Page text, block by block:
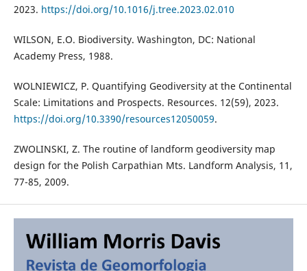
2023. https://doi.org/10.1016/j.tree.2023.02.010
WILSON, E.O. Biodiversity. Washington, DC: National
Academy Press, 1988.
WOLNIEWICZ, P. Quantifying Geodiversity at the Continental
Scale: Limitations and Prospects. Resources. 12(59), 2023.
https://doi.org/10.3390/resources12050059.
ZWOLINSKI, Z. The routine of landform geodiversity map
design for the Polish Carpathian Mts. Landform Analysis, 11,
77-85, 2009.